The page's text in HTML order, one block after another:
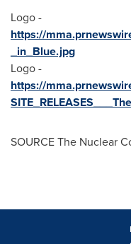
Logo -
https://
_in_Blue.jpg
Logo -
https://
SOURCE The Nuclear